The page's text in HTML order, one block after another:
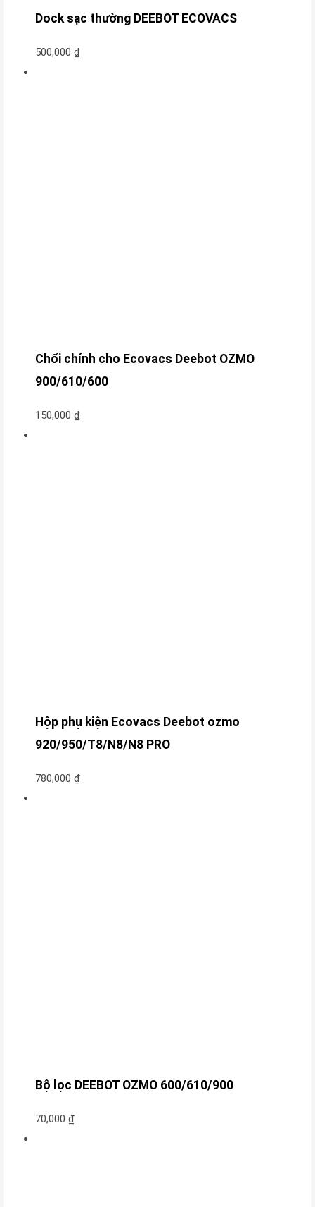
Dock sạc thường DEEBOT ECOVACS
500,000 ₫
Chổi chính cho Ecovacs Deebot OZMO
900/610/600
150,000 ₫
Hộp phụ kiện Ecovacs Deebot ozmo
920/950/T8/N8/N8 PRO
780,000 ₫
Bộ lọc DEEBOT OZMO 600/610/900
70,000 ₫